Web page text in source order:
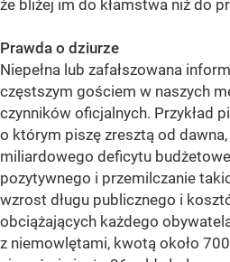
że bliżej im do kłamstwa niż do
Prawda o dziurze
Niepełna lub zafałszowana
częstszym gościem w naszych
czynników oficjalnych. Przykład
o którym piszę zresztą od
miliardowego deficytu
pozytywnego i przemilczanie
wzrost długu publicznego i
obciążających każdego
z niemowlętami, kwotą około